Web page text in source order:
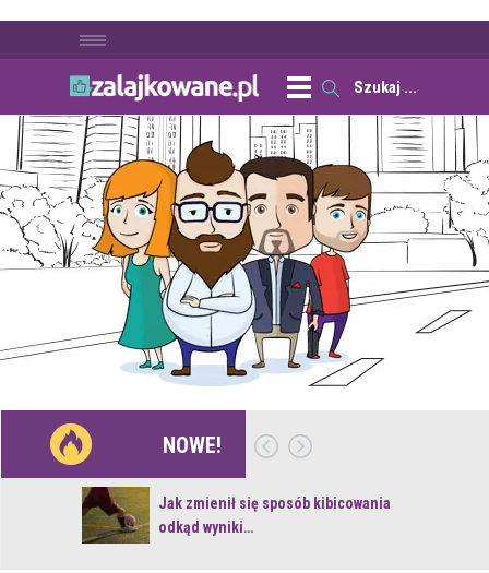
NOWE!
Jak zmienił się sposób kibicowania
odkąd wyniki…